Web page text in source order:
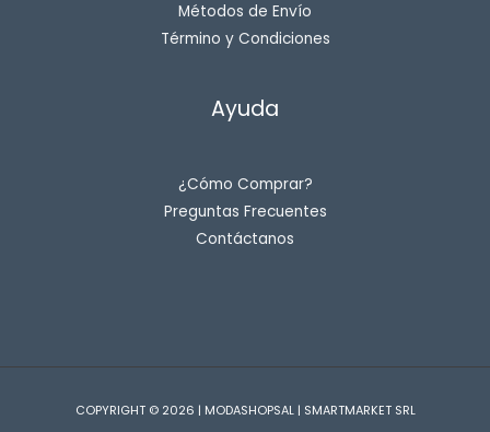
Métodos de Envío
Término y Condiciones
Ayuda
¿Cómo Comprar?
Preguntas Frecuentes
Contáctanos
COPYRIGHT © 2026 | MODASHOPSAL | SMARTMARKET SRL